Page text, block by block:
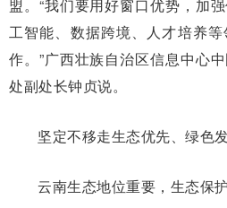
盟。“我们要用好窗口优势，加
工智能、数据跨境、人才培养
作。”广西壮族自治区信息中心
处副处长钟贞说。
坚定不移走生态优先、绿色
云南生态地位重要，生态保